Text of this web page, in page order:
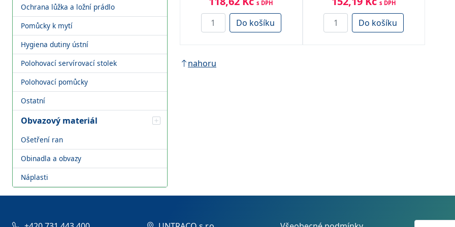
Ochrana lůžka a ložní prádlo
Pomůcky k mytí
Hygiena dutiny ústní
Polohovací servírovací stolek
Polohovací pomůcky
Ostatní
Obvazový materiál
Ošetření ran
Obinadla a obvazy
Náplasti
s DPH
Do košíku
s DPH
Do košíku
nahoru